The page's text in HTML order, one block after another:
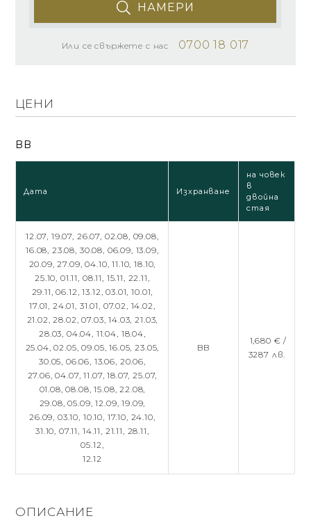
НАМЕРИ
Или се свържете с нас 0700 18 017
ЦЕНИ
BB
Дата Изхранване
на човек
в
двойна
стая
12.07, 19.07, 26.07, 02.08, 09.08,
16.08, 23.08, 30.08, 06.09, 13.09,
20.09,27.09,04.10,11.10,18.10,
25.10, 01.11, 08.11, 15.11, 22.11,
29.11,06.12,13.12,03.01,10.01,
17.01, 24.01, 31.01, 07.02, 14.02,
21.02,28.02,07.03,14.03,21.03,
28.03, 04.04, 11.04, 18.04,
25.04,02.05,09.05,16.05,23.05,
30.05, 06.06, 13.06, 20.06,
27.06,04.07,11.07,18.07,25.07,
01.08,08.08,15.08,22.08,
29.08,05.09,12.09,19.09,
26.09, 03.10, 10.10, 17.10, 24.10,
31.10, 07.11, 14.11, 21.11, 28.11,
05.12,
12.12
BB
1,680 € /
3287 лв.
ОПИСАНИЕ